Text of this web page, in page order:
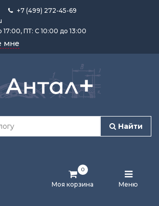
+7 (499) 272-45-69
ПТ: С 10:00 до 13:00
мне
Найти
Моя корзина
0
Меню